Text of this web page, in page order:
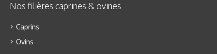
Nos filières caprines & ovines
Caprins
Ovins